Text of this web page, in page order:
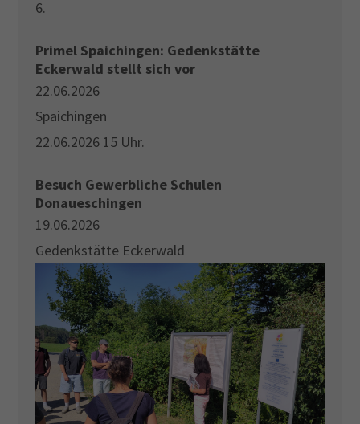
6.
Primel Spaichingen: Gedenkstätte
Eckerwald stellt sich vor
22.06.2026
Spaichingen
22.06.2026 15 Uhr.
Besuch Gewerbliche Schulen
Donaueschingen
19.06.2026
Gedenkstätte Eckerwald